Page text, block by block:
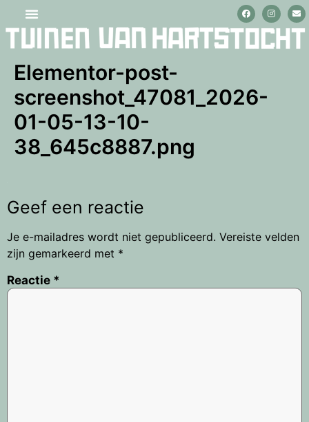
Elementor-post-
screenshot_47081_2026-
01-05-13-10-
38_645c8887.png
Geef een reactie
Je e-mailadres wordt niet gepubliceerd. Vereiste velden
zijn gemarkeerd met *
Reactie *